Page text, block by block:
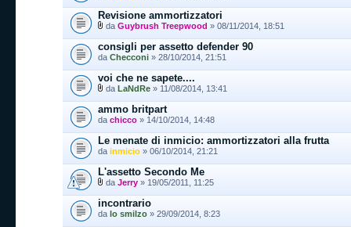
Revisione ammortizzatori
da Guybrush Treepwood » 08/11/2014, 18:51
consigli per assetto defender 90
da Checconi » 28/10/2014, 21:51
voi che ne sapete....
da LaNdRe » 11/08/2014, 13:41
ammo britpart
da chicco » 14/10/2014, 14:48
Le menate di inmicio: ammortizzatori alla frutta
da inmicio » 06/10/2014, 21:21
L'assetto Secondo Me
da Jerry » 19/05/2011, 11:25
incontrario
da lo smilzo » 29/09/2014, 8:23